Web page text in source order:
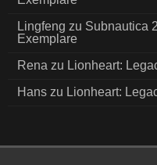
Lingfeng zu Subnautica
Exemplare
Rena zu Lionheart:
Hans zu Lionheart: